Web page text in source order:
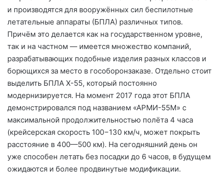
и производятся для вооружённых сил беспилотные
летательные аппараты (БПЛА) различных типов.
Причём это делается как на государственном уровне,
так и на частном — имеется множество компаний,
разрабатывающих подобные изделия разных классов и
борющихся за место в гособоронзаказе. Отдельно стоит
выделить БПЛА X-55, который постоянно
модернизируется. На момент 2017 года этот БПЛА
демонстрировался под названием «АРМИ-55М» с
максимальной продолжительностью полёта 4 часа
(крейсерская скорость 100−130 км/ч, может покрыть
расстояние в 400—500 км). На сегодняшний день он
уже способен летать без посадки до 6 часов, в будущем
ожидаются и более продвинутые модификации.